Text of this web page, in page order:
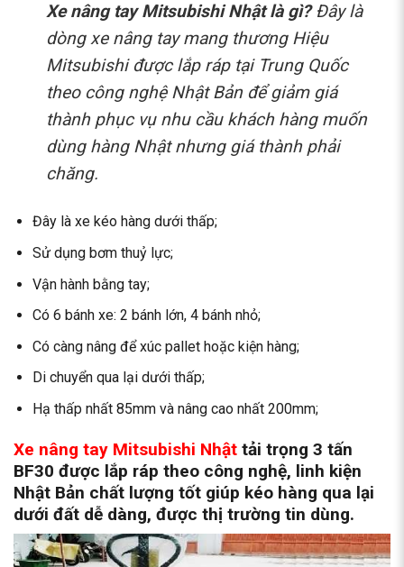
Xe nâng tay Mitsubishi Nhật là gì?Đây là
dòng xe nâng tay mang thương Hiệu
Mitsubishi được lắp ráp tại Trung Quốc
theo công nghệ Nhật Bản để giảm giá
thành phục vụ nhu cầu khách hàng muốn
dùng hàng Nhật nhưng giá thành phải
chăng.
Đây là xe kéo hàng dưới thấp;
Sử dụng bơm thuỷ lực;
Vận hành bằng tay;
Có 6 bánh xe: 2 bánh lớn, 4 bánh nhỏ;
Có càng nâng để xúc pallet hoặc kiện hàng;
Di chuyển qua lại dưới thấp;
Hạ thấp nhất 85mm và nâng cao nhất 200mm;
Xe nâng tay Mitsubishi Nhật tải trọng 3 tấn
BF30 được lắp ráp theo công nghệ, linh kiện
Nhật Bản chất lượng tốt giúp kéo hàng qua lại
dưới đất dễ dàng, được thị trường tin dùng.